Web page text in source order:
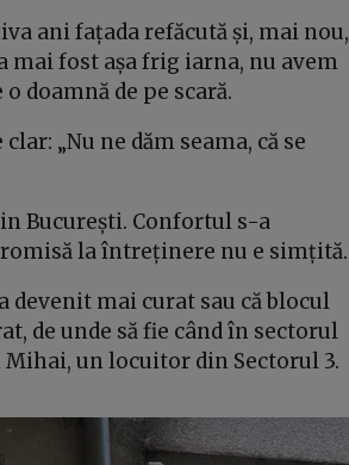
ani fațada refăcută și, mai nou,
mai fost așa frig iarna, nu avem
doamnă de pe scară.
„Nu ne dăm seama, că se
București. Confortul s-a
la întreținere nu e simțită.
devenit mai curat sau că blocul
de unde să fie când în sectorul
Mihai, un locuitor din Sectorul 3.